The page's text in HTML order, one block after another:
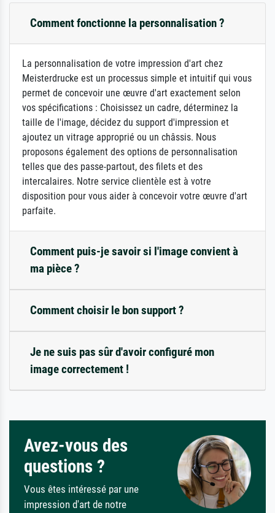
Comment fonctionne la personnalisation ?
La personnalisation de votre impression d'art chez
Meisterdrucke est un processus simple et intuitif qui vous
permet de concevoir une œuvre d'art exactement selon
vos spécifications : Choisissez un cadre, déterminez la
taille de l'image, décidez du support d'impression et
ajoutez un vitrage approprié ou un châssis. Nous
proposons également des options de personnalisation
telles que des passe-partout, des filets et des
intercalaires. Notre service clientèle est à votre
disposition pour vous aider à concevoir votre œuvre d'art
parfaite.
Comment puis-je savoir si l'image convient à
ma pièce ?
Comment choisir le bon support ?
Je ne suis pas sûr d'avoir configuré mon
image correctement !
Avez-vous des
questions ?
Vous êtes intéressé par une
impression d'art de notre